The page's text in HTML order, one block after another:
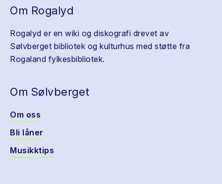
Om Rogalyd
Rogalyd er en wiki og diskografi drevet av
Sølvberget bibliotek og kulturhus med støtte fra
Rogaland fylkesbibliotek.
Om Sølvberget
Om oss
Bli låner
Musikktips